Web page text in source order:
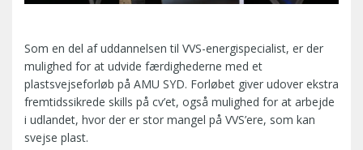
Som en del af uddannelsen til VVS-energispecialist, er der
mulighed for at udvide færdighederne med et
plastsvejseforløb på AMU SYD. Forløbet giver udover ekstra
fremtidssikrede skills på cv’et, også mulighed for at arbejde
i udlandet, hvor der er stor mangel på VVS’ere, som kan
svejse plast.